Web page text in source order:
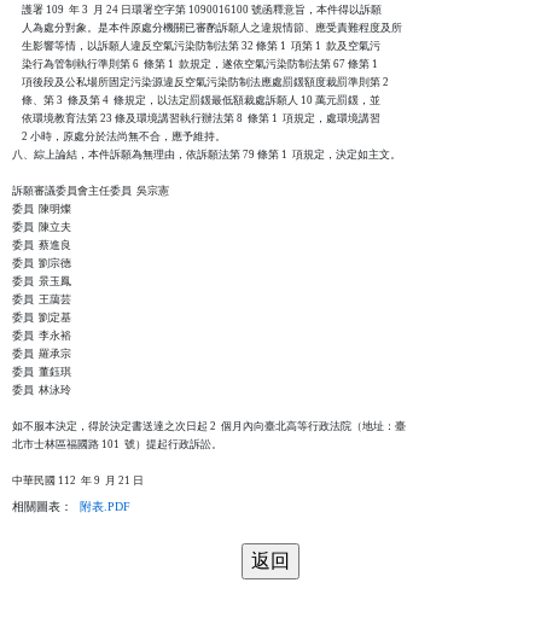
    護署 109  年 3  月 24 日環署空字第 1090016100 號函釋意旨，本件得以訴願
    人為處分對象。是本件原處分機關已審酌訴願人之違規情節、應受責難程度及所
    生影響等情，以訴願人違反空氣污染防制法第 32 條第 1  項第 1  款及空氣污
    染行為管制執行準則第 6  條第 1  款規定，遂依空氣污染防制法第 67 條第 1
    項後段及公私場所固定污染源違反空氣污染防制法應處罰鍰額度裁罰準則第 2
    條、第 3  條及第 4  條規定，以法定罰鍰最低額裁處訴願人 10 萬元罰鍰，並
    依環境教育法第 23 條及環境講習執行辦法第 8  條第 1  項規定，處環境講習
    2 小時，原處分於法尚無不合，應予維持。
八、綜上論結，本件訴願為無理由，依訴願法第 79 條第 1  項規定，決定如主文。
訴願審議委員會主任委員  吳宗憲
委員  陳明燦
委員  陳立夫
委員  蔡進良
委員  劉宗德
委員  景玉鳳
委員  王藹芸
委員  劉定基
委員  李永裕
委員  羅承宗
委員  董鈺琪
委員  林泳玲
如不服本決定，得於決定書送達之次日起 2  個月內向臺北高等行政法院（地址：臺
北市士林區福國路 101  號）提起行政訴訟。
相關圖表： 附表.PDF